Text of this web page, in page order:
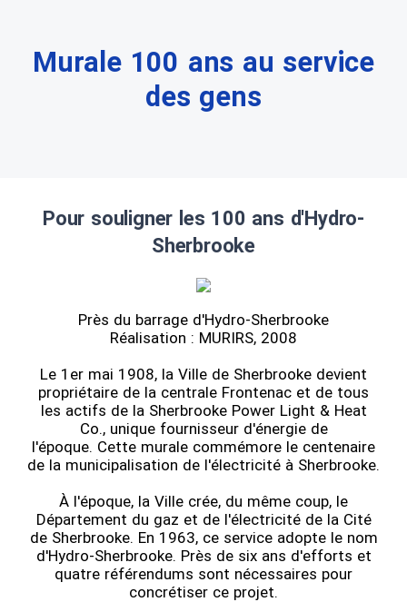
Murale 100 ans au service
des gens
Pour souligner les 100 ans d'Hydro-
Sherbrooke
Près du barrage d'Hydro-Sherbrooke
Réalisation : MURIRS, 2008
Le 1er mai 1908, la Ville de Sherbrooke devient
propriétaire de la centrale Frontenac et de tous
les actifs de la Sherbrooke Power Light & Heat
Co., unique fournisseur d'énergie de
l'époque. Cette murale commémore le centenaire
de la municipalisation de l'électricité à Sherbrooke.
À l'époque, la Ville crée, du même coup, le
Département du gaz et de l'électricité de la Cité
de Sherbrooke. En 1963, ce service adopte le nom
d'Hydro-Sherbrooke. Près de six ans d'efforts et
quatre référendums sont nécessaires pour
concrétiser ce projet.